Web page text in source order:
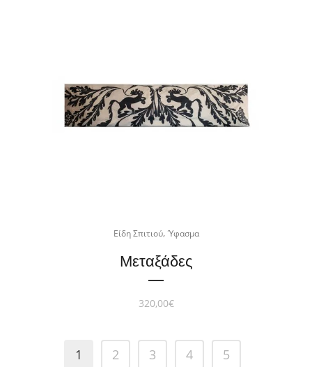
Είδη Σπιτιού, Ύφασμα
Μεταξάδες
320,00€
1 2 3 4 5